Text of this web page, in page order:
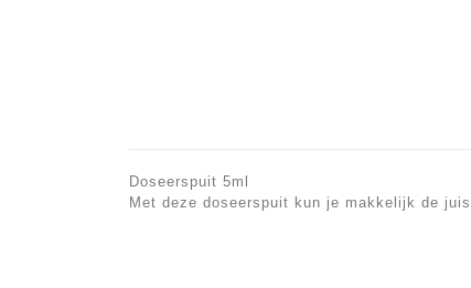
Doseerspuit 5ml
Met deze doseerspuit kun je makkelijk de